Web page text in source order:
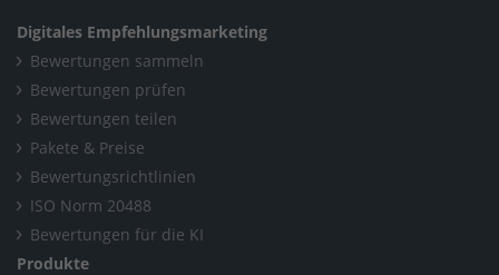
Digitales Empfehlungsmarketing
Bewertungen sammeln
Bewertungen prüfen
Bewertungen teilen
Pakete & Preise
Bewertungsrichtlinien
ISO Norm 20488
Bewertungen für die KI
Produkte